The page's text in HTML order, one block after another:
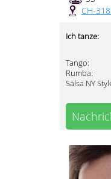
CH-
Ich tanze:
Tango:
Rumba:
Salsa NY